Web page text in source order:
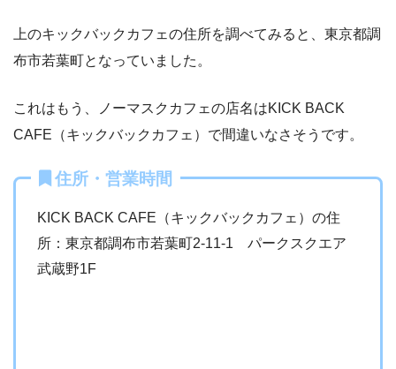
上のキックバックカフェの住所を調べてみると、東京都調
布市若葉町となっていました。
これはもう、ノーマスクカフェの店名はKICK BACK
CAFE（キックバックカフェ）で間違いなさそうです。
住所・営業時間
KICK BACK CAFE（キックバックカフェ）の住
所：東京都調布市若葉町2-11-1 パークスクエア
武蔵野1F